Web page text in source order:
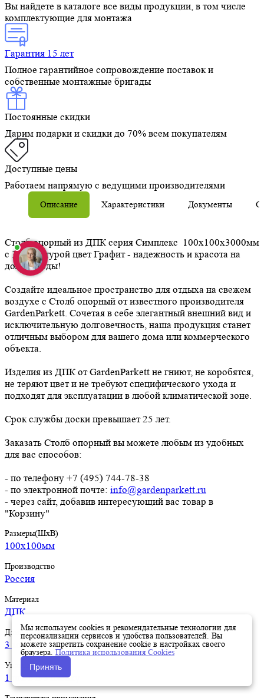
Вы найдете в каталоге все виды продукции, в том числе
комплектующие для монтажа
Гарантия 15 лет
Полное гарантийное сопровождение поставок и
собственные монтажные бригады
Постоянные скидки
Дарим подарки и скидки до 70% всем покупателям
Доступные цены
Работаем напрямую с ведущими производителями
Описание Характеристики Документы
Столб опорный из ДПК серия Симплекс 100х100х3000мм
с 3D текстурой цвет Графит - надежность и красота на
долгие годы!
Создайте идеальное пространство для отдыха на свежем
воздухе с Столб опорный от известного производителя
GardenParkett. Сочетая в себе элегантный внешний вид и
исключительную долговечность, наша продукция станет
отличным выбором для вашего дома или коммерческого
объекта.
Изделия из ДПК от GardenParkett не гниют, не коробятся,
не теряют цвет и не требуют специфического ухода и
подходят для эксплуатации в любой климатической зоне.
Срок службы доски превышает 25 лет.
Заказать Столб опорный вы можете любым из удобных
для вас способов:
- по телефону +7 (495) 744-78-38
- по электронной почте: info@gardenparkett.ru
- через сайт, добавив интересующий вас товар в
"Корзину"
Размеры(ШхВ)
100х100мм
Производство
Россия
Материал
ДПК
Длина
3 метра
Упаковка
1 шт. в п/э пленку
Мы используем cookies и рекомендательные технологии для
персонализации сервисов и удобства пользователей. Вы
можете запретить сохранение cookie в настройках своего
браузера. Политика использования Cookies
Принять